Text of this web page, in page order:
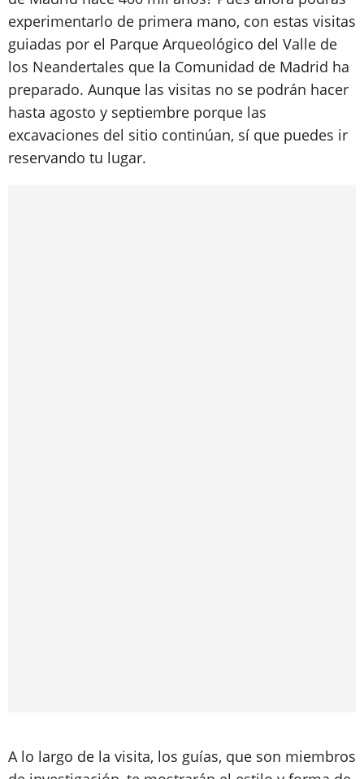
experimentarlo de primera mano, con estas visitas
guiadas por el Parque Arqueológico del Valle de
los Neandertales que la Comunidad de Madrid ha
preparado. Aunque las visitas no se podrán hacer
hasta agosto y septiembre porque las
excavaciones del sitio continúan, sí que puedes ir
reservando tu lugar.
A lo largo de la visita, los guías, que son miembros